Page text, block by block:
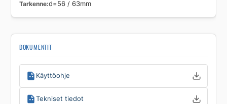
Tarkenne d=56 / 63mm
DOKUMENTIT
Käyttöohje
Tekniset tiedot